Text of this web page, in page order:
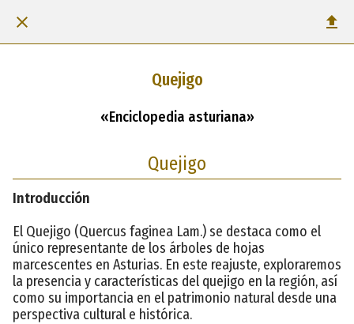
Quejigo
«Enciclopedia asturiana»
Quejigo
Introducción
El Quejigo (Quercus faginea Lam.) se destaca como el
único representante de los árboles de hojas
marcescentes en Asturias. En este reajuste, exploraremos
la presencia y características del quejigo en la región, así
como su importancia en el patrimonio natural desde una
perspectiva cultural e histórica.